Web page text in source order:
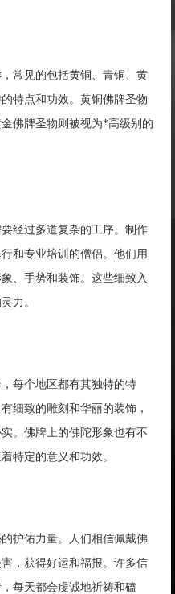
常见的包括黄铜、青铜、黄
特点和功效。黄铜佛牌圣物
佛牌圣物则被视为*高级别的
经过多道复杂的工序。制作
和专业培训的僧侣。他们用
、手势和装饰。这些细致入
力。
每个地区都有其独特的特
细致的雕刻和华丽的装饰，
。佛牌上的佛陀形象也有不
特定的意义和功效。
护佑力量。人们相信佩戴佛
，获得好运和福报。许多信
每天都会虔诚地祈祷和磕